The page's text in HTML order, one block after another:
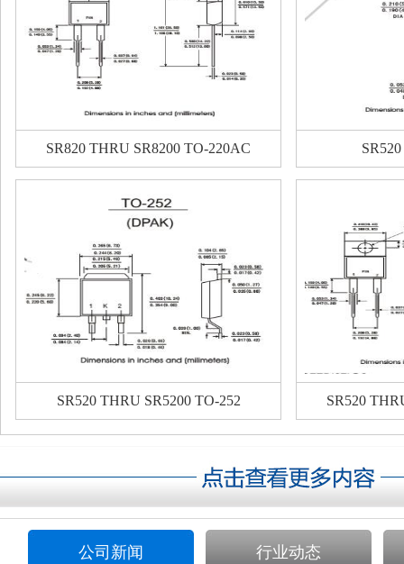
SR820 THRU SR8200 TO-220AC
SR520 THRU SR5200 TO-252 SR520
公司新闻 行业动态